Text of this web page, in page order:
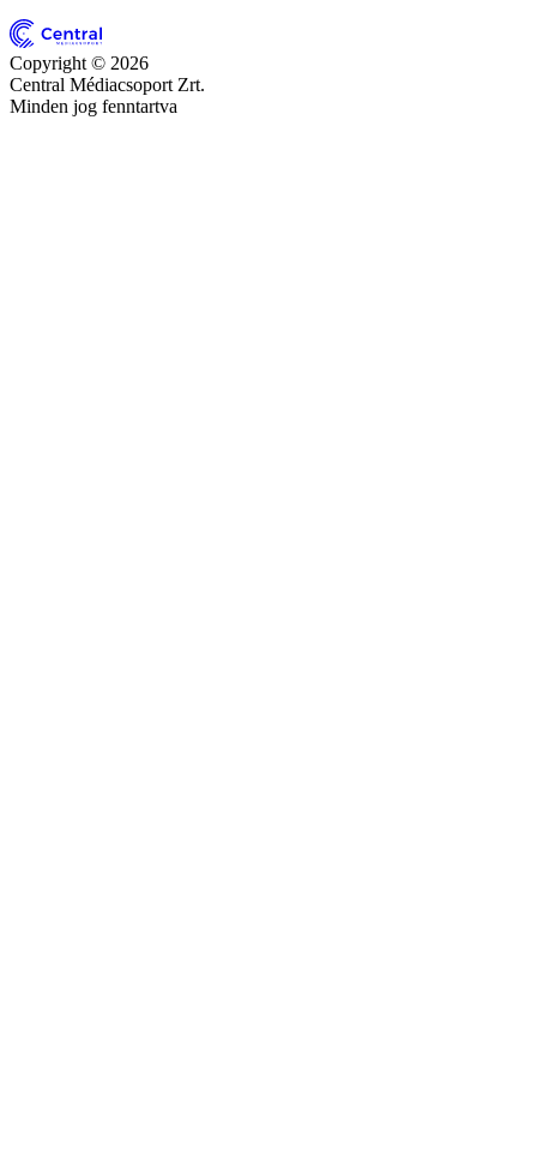
Copyright © 2026
Central Médiacsoport Zrt.
Minden jog fenntartva